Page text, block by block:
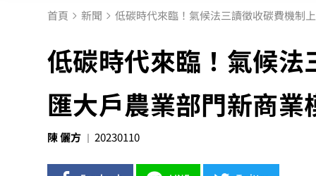
首頁 新聞 低碳時代來臨！氣候法三讀徵收碳費機制
低碳時代來臨！氣候
匯大戶農業部門新商
陳 儷方 20230110